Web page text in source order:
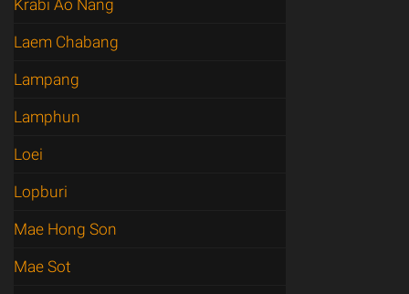
Krabi Ao Nang
Laem Chabang
Lampang
Lamphun
Loei
Lopburi
Mae Hong Son
Mae Sot